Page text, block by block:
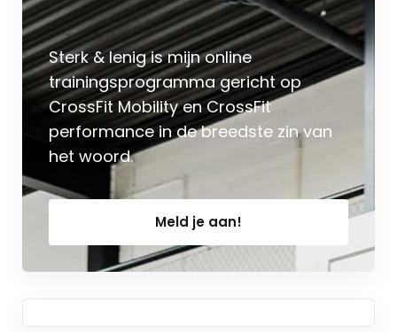
Sterk & lenig is mijn online
trainingsprogramma gericht op
CrossFit Mobility en CrossFit
performance in de breedste zin van
het woord.
Meld je aan!